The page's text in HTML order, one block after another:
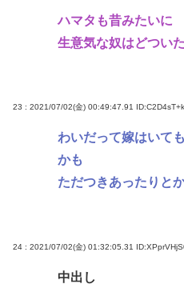
ハマタも昔みたいに
生意気な奴はどつい
23 : 2021/07/02(金) 00:49:47.91
わいだって嫁はいて
かも
ただつきあったりと
24 : 2021/07/02(金) 01:32:05.31
中出し